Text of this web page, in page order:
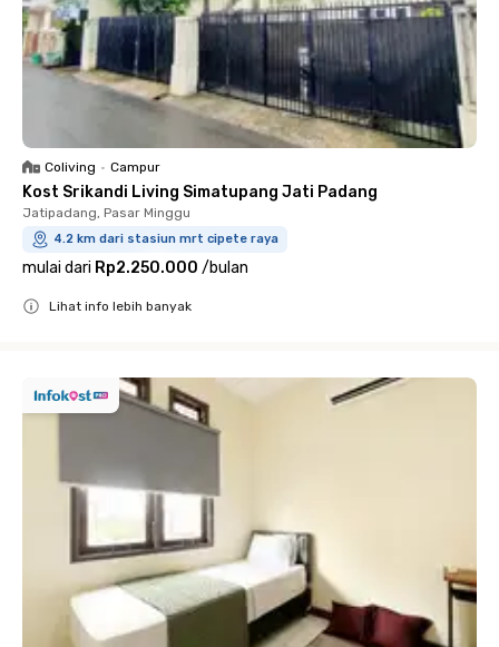
Coliving • Campur
Kost Srikandi Living Simatupang Jati Padang
Jatipadang, Pasar Minggu
4.2 km dari stasiun mrt cipete raya
mulai dari Rp2.250.000 /bulan
Lihat info lebih banyak